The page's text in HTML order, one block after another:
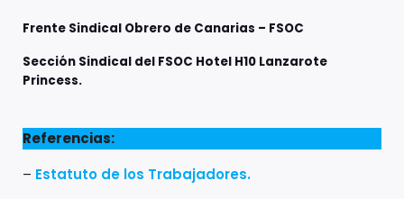
Frente Sindical Obrero de Canarias – FSOC
Sección Sindical del FSOC Hotel H10 Lanzarote
Princess.
Referencias:
– Estatuto de los Trabajadores.